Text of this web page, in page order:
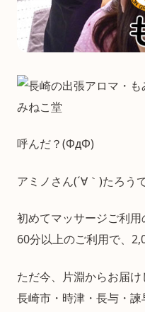
呼んだ？(ΦдΦ)
アミノさん(´∀｀)たろうで
初めてマッサージご利用
60分以上のご利用で、
ただ今、片淵からお届け
長崎市・時津・長与・